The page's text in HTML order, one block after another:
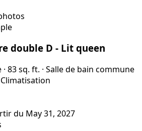
double D - Lit queen
· 83 sq. ft. · Salle de bain commune
Climatisation
du May 31, 2027